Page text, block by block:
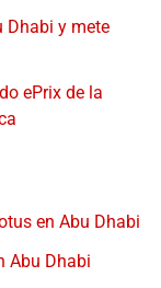
Dhabi y mete
ePrix de la
en Abu Dhabi
Abu Dhabi